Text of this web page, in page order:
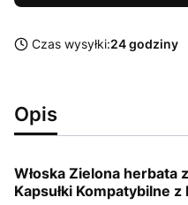
Czas wysyłki:24 godziny
Opis
Włoska Zielona herbata
Kapsułki Kompatybilne